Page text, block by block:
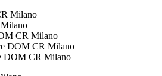
CR Milano
DOM CR Milano
DOM CR Milano